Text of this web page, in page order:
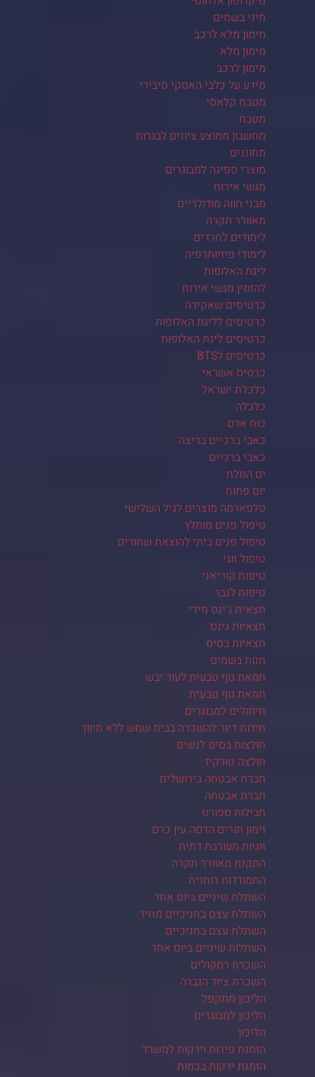
מיני בשמים
מימון מלא לרכב
מימון מלא
מימון לרכב
מידע על כלבי האסקי סיבירי
מטבח קלאסי
מטבח
מחשבון ממוצע ציונים לבגרות
מחוננים
מוצרי ספיגה למבוגרים
מגשי אירוח
מבני חווה מודולריים
מאוורר תקרה
לימודים לחרדים
לימודי פיזיותרפיה
ליגת האלופות
להזמין מגשי אירוח
כרטיסים שאקירה
כרטיסים לליגת האלופות
כרטיסים ליגת האלופות
כרטיסים לBTS
כרטיס אשראי
כלכלת ישראל
כלכלה
כוח אדם
כאבי ברכיים בריצה
כאבי ברכיים
ים המלח
יום פתוח
טלפארמה מוצרים לגיל השלישי
טיפול פנים מומלץ
טיפול פנים ביתי להוצאת שחורים
טיפול זוגי
טיפוח קוריאני
טיפוח לגבר
חצאית ג'ינס מידי
חצאיות גינס
חצאיות בסיס
חנות בשמים
חמאת גוף טבעית לעור יבש
חמאת גוף טבעית
חיתולים למבוגרים
חידות דיור להשכרה בבית שמש ללא תיווך
חולצות בסיס לנשים
חולצה טורקיז
חברת אבטחה בירושלים
חברת אבטחה
חבילות ספורט
זימון תורים הדסה עין כרם
זוגיות מעורבת דתית
התקנת מאוורר תקרה
התמודדות רוחנית
השתלת שיניים ביום אחד
השתלת עצם בחניכיים מחיר
השתלת עצם בחניכיים
השתלות שיניים ביום אחד
השכרת רמקולים
השכרת ציוד הגברה
הליכון מתקפל
הליכון למבוגרים
הליכון
הזמנת פירות וירקות למשרד
הזמנת ירקות בכמות